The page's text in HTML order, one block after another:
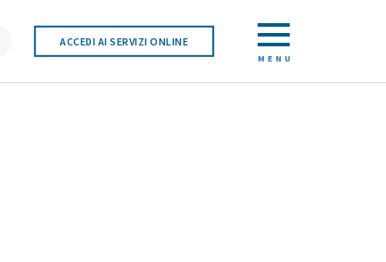
ACCEDI AI SERVIZI ONLINE
MENU